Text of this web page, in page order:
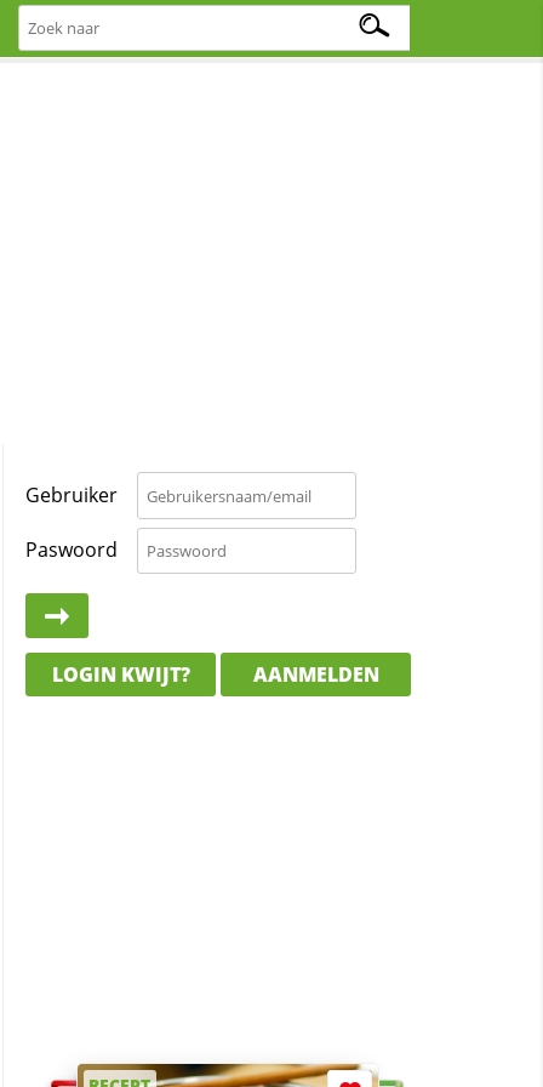
Gebruiker
Paswoord
LOGIN KWIJT? AANMELDEN